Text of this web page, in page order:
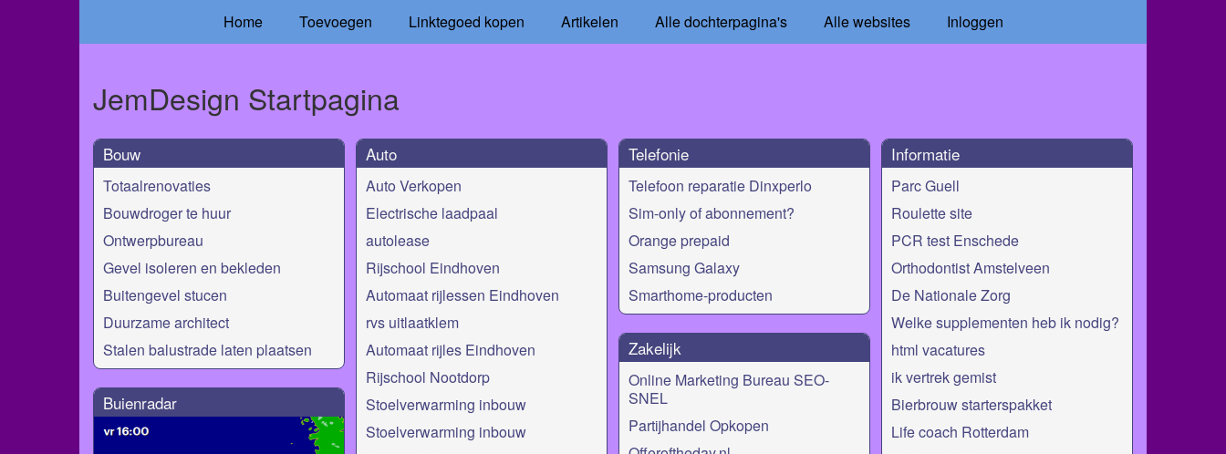
Home Toevoegen Linktegoed kopen Artikelen Alle dochterpagina's Alle websites Inloggen
JemDesign Startpagina
Bouw
Totaalrenovaties
Bouwdroger te huur
Ontwerpbureau
Gevel isoleren en bekleden
Buitengevel stucen
Duurzame architect
Stalen balustrade laten plaatsen
Buienradar
Auto
Auto Verkopen
Electrische laadpaal
autolease
Rijschool Eindhoven
Automaat rijlessen Eindhoven
rvs uitlaatklem
Automaat rijles Eindhoven
Rijschool Nootdorp
Stoelverwarming inbouw
Stoelverwarming inbouw
Telefonie
Telefoon reparatie Dinxperlo
Sim-only of abonnement?
Orange prepaid
Samsung Galaxy
Smarthome-producten
Zakelijk
Online Marketing Bureau SEO-
SNEL
Partijhandel Opkopen
Informatie
Parc Guell
Roulette site
PCR test Enschede
Orthodontist Amstelveen
De Nationale Zorg
Welke supplementen heb ik nodig?
html vacatures
ik vertrek gemist
Bierbrouw starterspakket
Life coach Rotterdam